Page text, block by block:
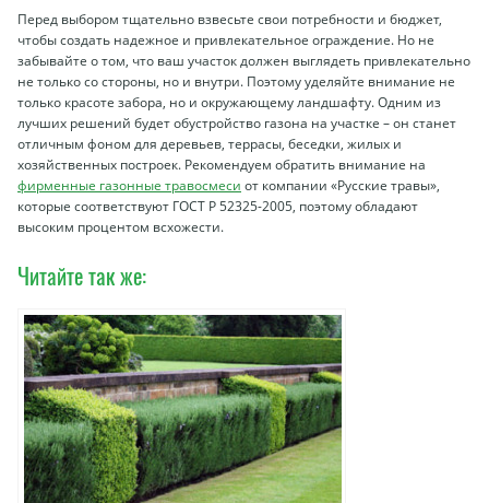
Перед выбором тщательно взвесьте свои потребности и бюджет,
чтобы создать надежное и привлекательное ограждение. Но не
забывайте о том, что ваш участок должен выглядеть привлекательно
не только со стороны, но и внутри. Поэтому уделяйте внимание не
только красоте забора, но и окружающему ландшафту. Одним из
лучших решений будет обустройство газона на участке – он станет
отличным фоном для деревьев, террасы, беседки, жилых и
хозяйственных построек. Рекомендуем обратить внимание на
фирменные газонные травосмеси от компании «Русские травы»,
которые соответствуют ГОСТ Р 52325-2005, поэтому обладают
высоким процентом всхожести.
Читайте так же: